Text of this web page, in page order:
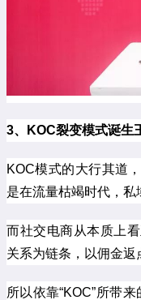
3、KOC裂变模式诞生
KOC模式的大行其道
是在流量枯竭时代，私
而社交电商从本质上
关系为链条，以佣金返
所以依靠“KOC”所带